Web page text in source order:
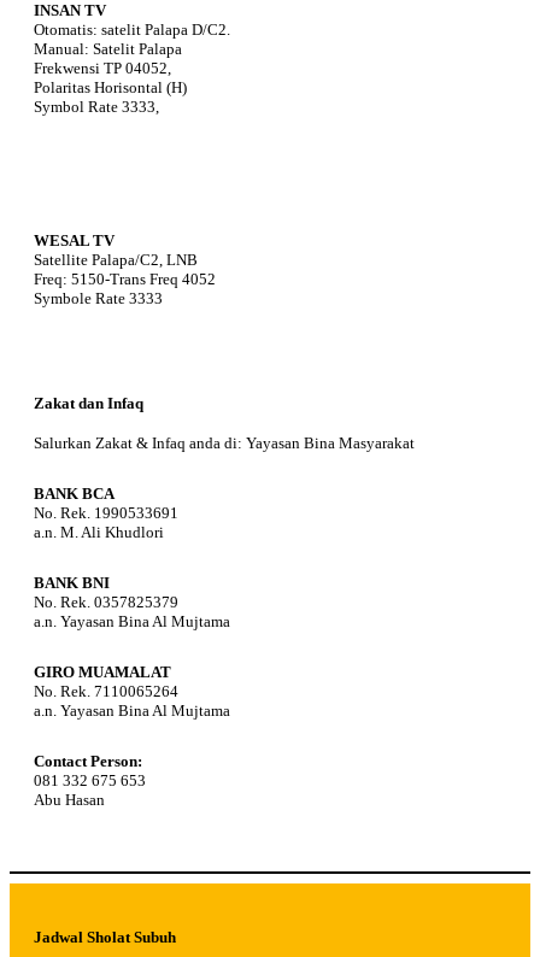
INSAN TV
Otomatis: satelit Palapa D/C2.
Manual: Satelit Palapa
Frekwensi TP 04052,
Polaritas Horisontal (H)
Symbol Rate 3333,
WESAL TV
Satellite Palapa/C2, LNB
Freq: 5150-Trans Freq 4052
Symbole Rate 3333
Zakat dan Infaq
Salurkan Zakat & Infaq anda di: Yayasan Bina Masyarakat
BANK BCA
No. Rek. 1990533691
a.n. M. Ali Khudlori
BANK BNI
No. Rek. 0357825379
a.n. Yayasan Bina Al Mujtama
GIRO MUAMALAT
No. Rek. 7110065264
a.n. Yayasan Bina Al Mujtama
Contact Person:
081 332 675 653
Abu Hasan
Jadwal Sholat Subuh